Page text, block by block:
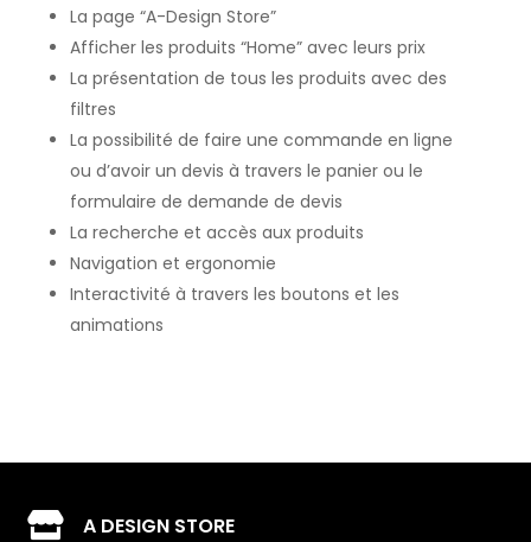
La page “A-Design Store”
Afficher les produits “Home” avec leurs prix
La présentation de tous les produits avec des
filtres
La possibilité de faire une commande en ligne
ou d’avoir un devis à travers le panier ou le
formulaire de demande de devis
La recherche et accès aux produits
Navigation et ergonomie
Interactivité à travers les boutons et les
animations
 A DESIGN STORE